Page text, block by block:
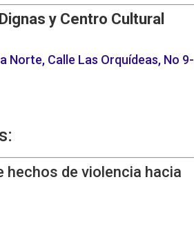
y Centro Cultural
Norte, Calle Las Orquídeas, No 9-
de violencia hacia